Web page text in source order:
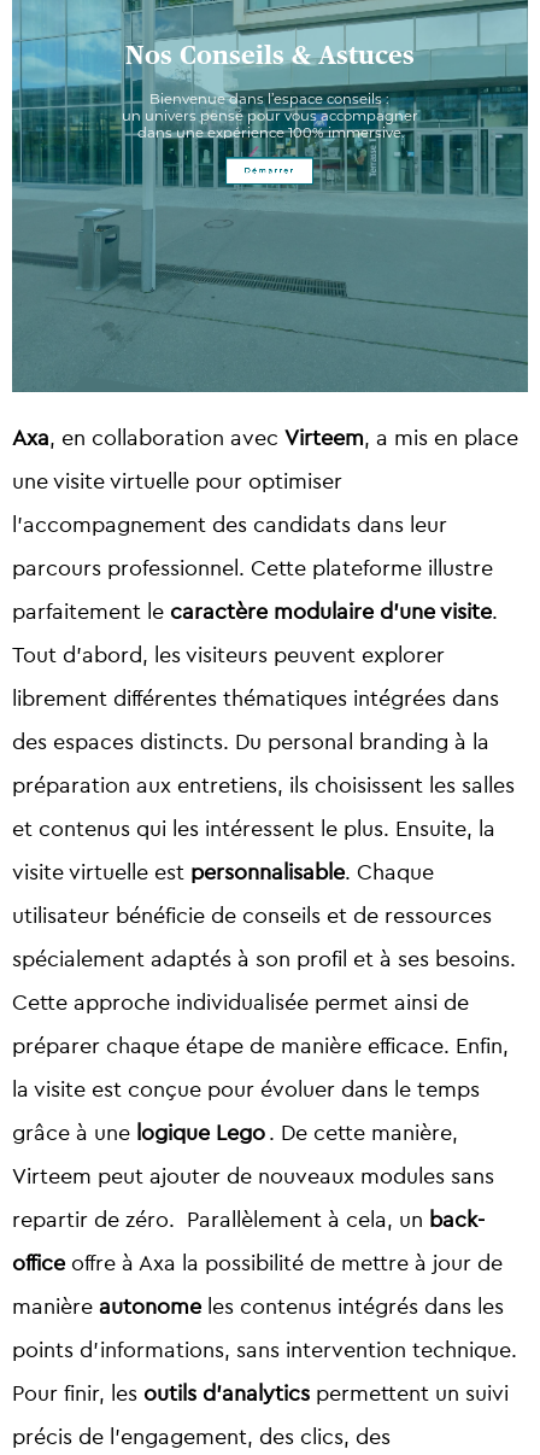
Axa, en collaboration avec Virteem, a mis en place
une visite virtuelle pour optimiser
l’accompagnement des candidats dans leur
parcours professionnel. Cette plateforme illustre
parfaitement le caractère modulaire d’une visite.
Tout d’abord, les visiteurs peuvent explorer
librement différentes thématiques intégrées dans
des espaces distincts. Du personal branding à la
préparation aux entretiens, ils choisissent les salles
et contenus qui les intéressent le plus. Ensuite, la
visite virtuelle est personnalisable. Chaque
utilisateur bénéficie de conseils et de ressources
spécialement adaptés à son profil et à ses besoins.
Cette approche individualisée permet ainsi de
préparer chaque étape de manière efficace. Enfin,
la visite est conçue pour évoluer dans le temps
grâce à une logique Lego. De cette manière,
Virteem peut ajouter de nouveaux modules sans
repartir de zéro. Parallèlement à cela, un back-
office offre à Axa la possibilité de mettre à jour de
manière autonome les contenus intégrés dans les
points d’informations, sans intervention technique.
Pour finir, les outils d’analytics permettent un suivi
précis de l’engagement, des clics, des